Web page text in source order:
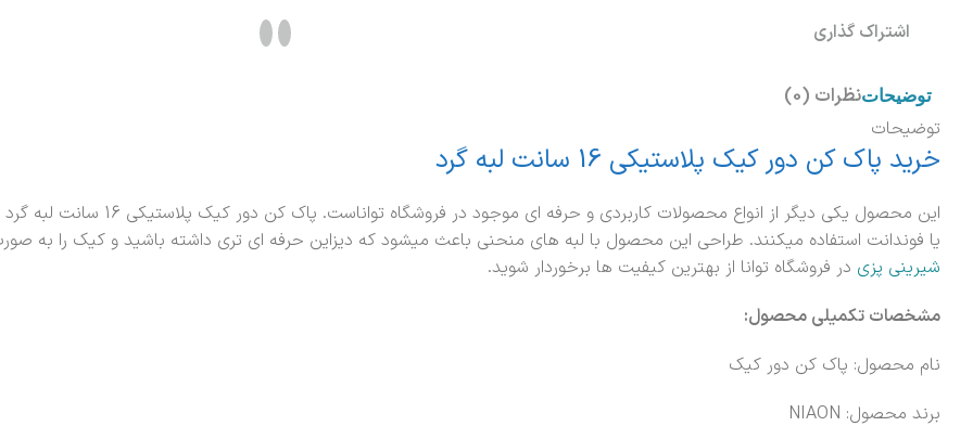
اشتراک گذاری
توضیحاتنظرات (0)
توضیحات
خرید پاک کن دور کیک پلاستیکی 16 سانت لبه گرد
این محصول یکی دیگر از انواع
یا فوندانت استفاده میکنند. طراحی این محصول با لبه های منحنی باعث میشود که دیزاین حرفه ای تری داشته باشید و کیک را به
شیرینی پزی در فروشگاه توانا از بهترین کیفیت ها برخوردار شوید.
مشخصات تکمیلی محصول:
نام محصول: پاک کن دور کیک
برند محصول: NIAON